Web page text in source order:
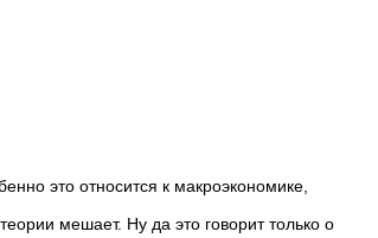
это относится к макроэкономике,
мешает. Ну да это говорит только о